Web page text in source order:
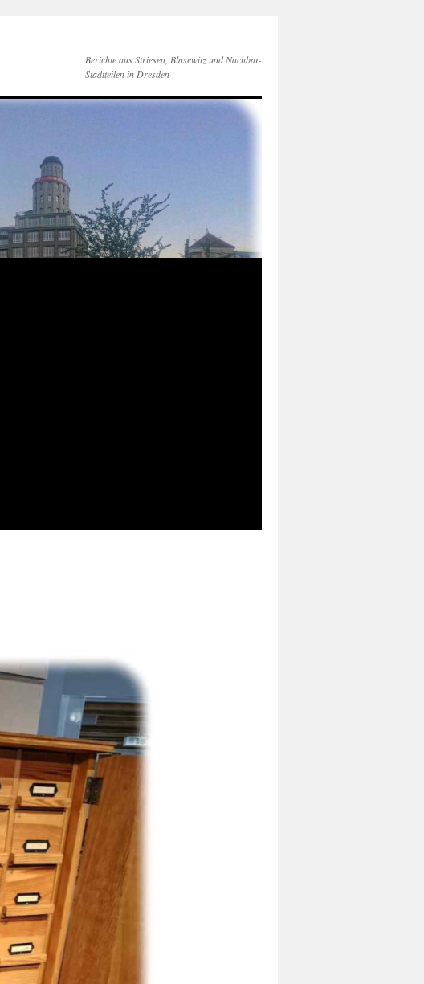
Berichte aus Striesen, Blasewitz und Nachbar-
Stadtteilen in Dresden